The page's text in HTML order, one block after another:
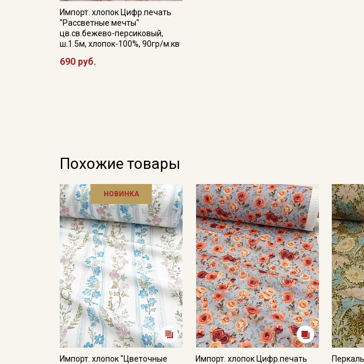
Импорт. хлопок Цифр.печать
"Рассветные мечты"
цв.св.бежево-персиковый,
ш.1.5м, хлопок-100%, 90гр/м.кв
690 руб.
Похожие товары
НОВИНКА
Импорт. хлопок "Цветочные
Импорт. хлопок Цифр.печать
Мы
промокоды
Электронная
Ознакомлен(а) с
данных
и даю
данных